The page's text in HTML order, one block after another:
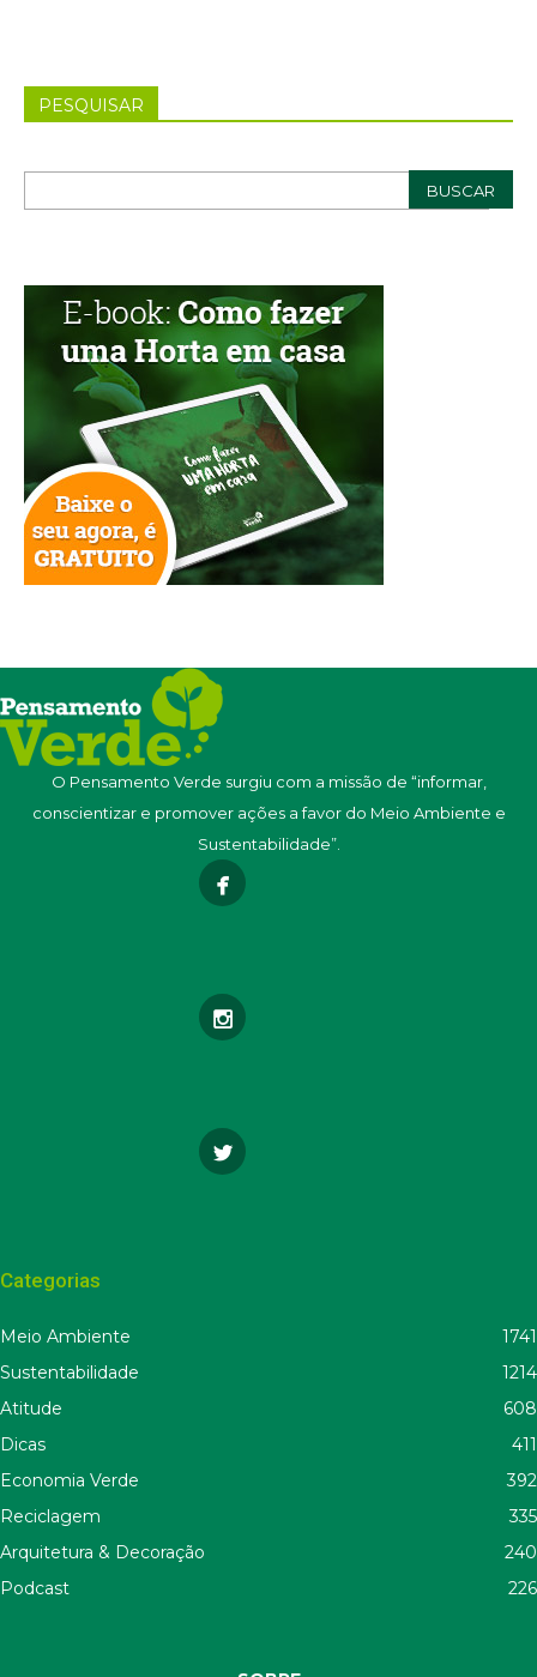
PESQUISAR
O Pensamento Verde surgiu com a missão de “informar,
conscientizar e promover ações a favor do Meio Ambiente e
Sustentabilidade”.
Categorias
Meio Ambiente
1741
Sustentabilidade
1214
Atitude
608
Dicas
411
Economia Verde
392
Reciclagem
335
Arquitetura & Decoração
240
Podcast
226